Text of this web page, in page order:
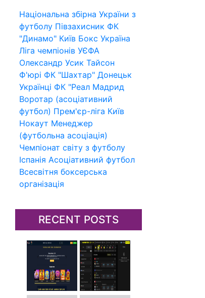
Національна збірна України з
футболу Півзахисник ФК
"Динамо" Київ Бокс Україна
Ліга чемпіонів УЄФА
Олександр Усик Тайсон
Ф'юрі ФК "Шахтар" Донецьк
Українці ФК "Реал Мадрид
Воротар (асоціативний
футбол) Прем'єр-ліга Київ
Нокаут Менеджер
(футбольна асоціація)
Чемпіонат світу з футболу
Іспанія Асоціативний футбол
Всесвітня боксерська
організація
RECENT POSTS